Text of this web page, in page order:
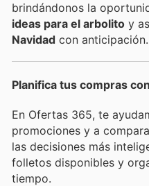
brindándonos la
ideas para el arbolito y
Navidad con anticipación.
Planifica tus compras
En Ofertas 365, te
promociones y a
las decisiones más
folletos disponibles y
tiempo.